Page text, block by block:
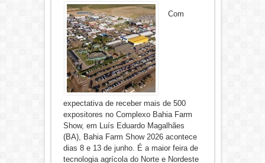
Com
expectativa de receber mais de 500
expositores no Complexo Bahia Farm
Show, em Luís Eduardo Magalhães
(BA), Bahia Farm Show 2026 acontece
dias 8 e 13 de junho. É a maior feira de
tecnologia agrícola do Norte e Nordeste